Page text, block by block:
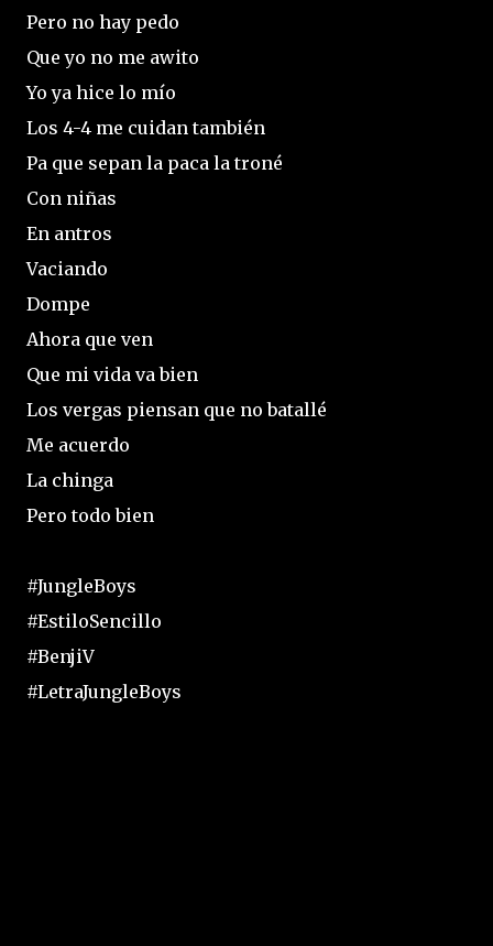
Pero no hay pedo
Que yo no me awito
Yo ya hice lo mío
Los 4-4 me cuidan también
Pa que sepan la paca la troné
Con niñas
En antros
Vaciando
Dompe
Ahora que ven
Que mi vida va bien
Los vergas piensan que no batallé
Me acuerdo
La chinga
Pero todo bien
#JungleBoys
#EstiloSencillo
#BenjiV
#LetraJungleBoys